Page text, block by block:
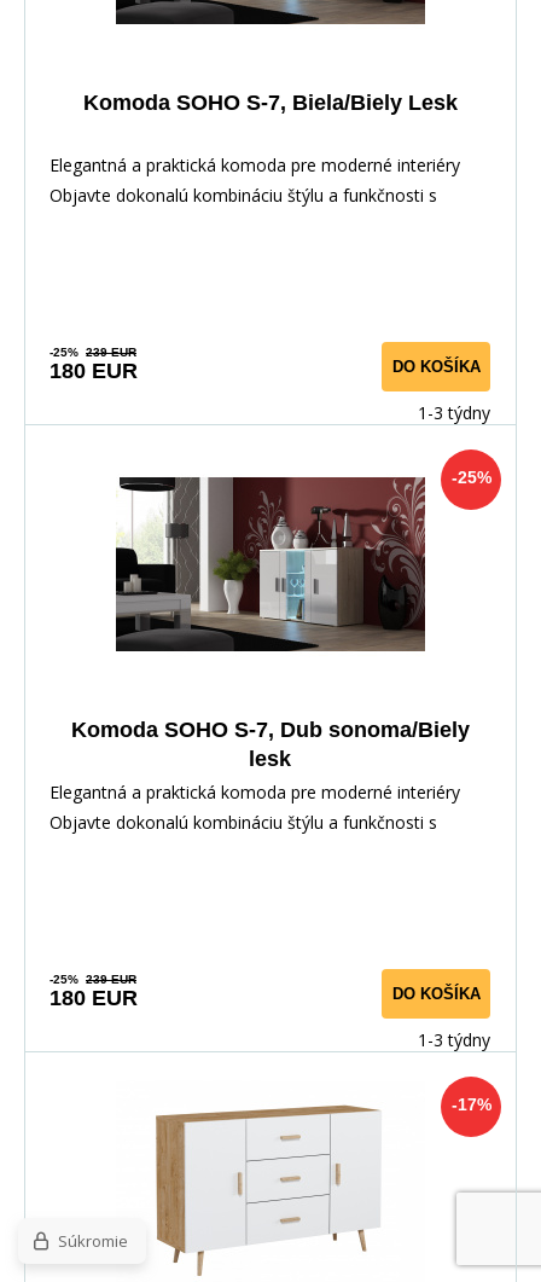
Komoda SOHO S-7, Biela/Biely Lesk
Elegantná a praktická komoda pre moderné interiéry
Objavte dokonalú kombináciu štýlu a funkčnosti s
-25% 239 EUR
180 EUR DO KOŠÍKA
1-3 týdny
-25%
Komoda SOHO S-7, Dub sonoma/Biely
lesk
Elegantná a praktická komoda pre moderné interiéry
Objavte dokonalú kombináciu štýlu a funkčnosti s
-25% 239 EUR
180 EUR DO KOŠÍKA
1-3 týdny
-17%
Súkromie